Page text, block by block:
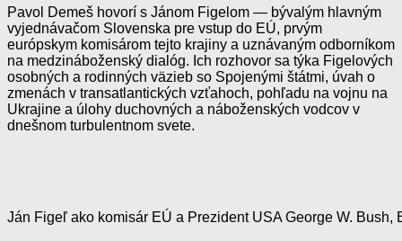
Pavol Demeš hovorí s Jánom Figelom — bývalým hlavným
vyjednávačom Slovenska pre vstup do EÚ, prvým
európskym komisárom tejto krajiny a uznávaným odborníkom
na medzináboženský dialóg. Ich rozhovor sa týka Figelových
osobných a rodinných väzieb so Spojenými štátmi, úvah o
zmenách v transatlantických vzťahoch, pohľadu na vojnu na
Ukrajine a úlohy duchovných a náboženských vodcov v
dnešnom turbulentnom svete.
Ján Figeľ ako komisár EÚ a Prezident USA George W. Bush,